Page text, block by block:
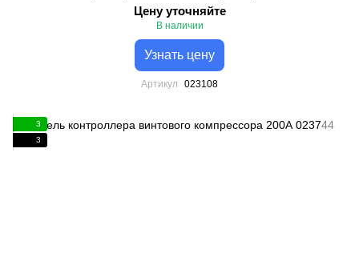
Цену уточняйте
В наличии
Узнать цену
Артикул 023108
3
3